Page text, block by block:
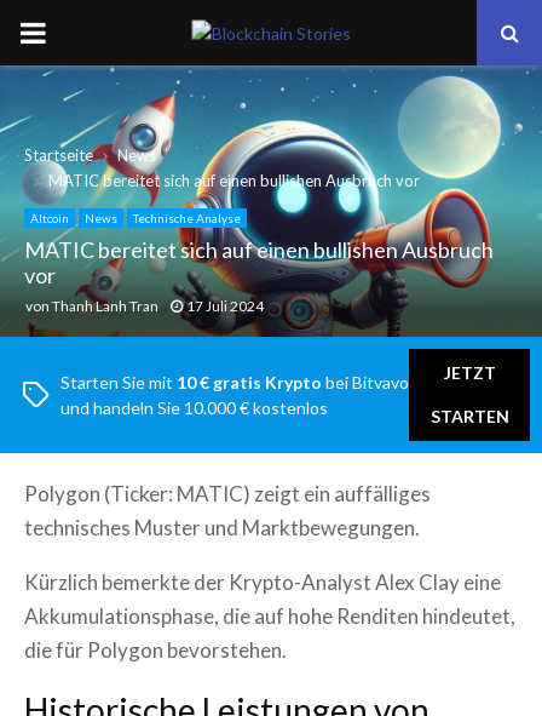
PRIMARY
MENU
Startseite
News
MATIC bereitet sich auf einen bullishen Ausbruch vor
Altcoin News Technische Analyse
MATIC bereitet sich auf einen bullishen Ausbruch
vor
von Thanh Lanh Tran 17 Juli 2024
Starten Sie mit 10 € gratis Krypto bei Bitvavo
und handeln Sie 10.000 € kostenlos
JETZT
STARTEN
Polygon (Ticker: MATIC) zeigt ein auffälliges
technisches Muster und Marktbewegungen.
Kürzlich bemerkte der Krypto-Analyst Alex Clay eine
Akkumulationsphase, die auf hohe Renditen hindeutet,
die für Polygon bevorstehen.